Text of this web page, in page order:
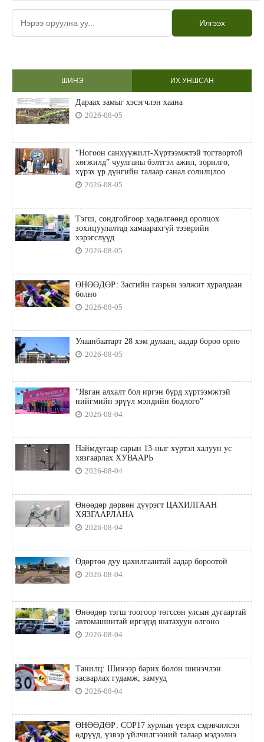
Илгээх
ШИНЭ ИХ УНШСАН
Дараах замыг хэсэгчлэн хаана
2026-08-05
“Ногоон санхүүжилт-Хүртээмжтэй тогтвортой
хөгжилд” чуулганы бэлтгэл ажил, зорилго,
хүрэх үр дүнгийн талаар санал солилцлоо
2026-08-05
Тэгш, сондгойгоор хөдөлгөөнд оролцох
зохицуулалтад хамаарахгүй тээврийн
хэрэгслүүд
2026-08-05
ӨНӨӨДӨР: Засгийн газрын ээлжит хуралдаан
болно
2026-08-05
Улаанбаатарт 28 хэм дулаан, аадар бороо орно
2026-08-05
"Явган алхалт бол иргэн бүрд хүртээмжтэй
нийгмийн эрүүл мэндийн бодлого"
2026-08-04
Наймдугаар сарын 13-ныг хүртэл халуун ус
хязгаарлах ХУВААРЬ
2026-08-04
Өнөөдөр дөрвөн дүүрэгт ЦАХИЛГААН
ХЯЗГААРЛАНА
2026-08-04
Өдөртөө дуу цахилгаантай аадар бороотой
2026-08-04
Өнөөдөр тэгш тоогоор төгссөн улсын дугаартай
автомашинтай иргэдэд шатахуун олгоно
2026-08-04
Танилц: Шинээр барих болон шинэчлэн
засварлах гудамж, замууд
2026-08-04
ӨНӨӨДӨР: COP17 хурлын үеэрх сэдэвчилсэн
өдрүүд, үзвэр үйлчилгээний талаар мэдээлнэ